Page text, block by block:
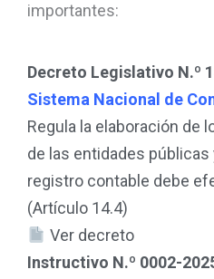
importantes:
Decreto Legislativo N.º
Sistema Nacional de
Regula la elaboración de
de las entidades públicas
registro contable debe
(Artículo 14.4)
Ver decreto
Instructivo N.º 0002-